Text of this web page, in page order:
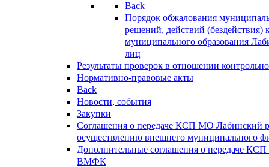
Back
Порядок обжалования
решений, действий (бездействия)
муниципального образования
лиц
Результаты проверок в отношении
Нормативно-правовые акты
Back
Новости, события
Закупки
Соглашения о передаче КСП МО Лабинский
осуществлению внешнего муниципального
Дополнительные соглашения о передаче
ВМФК